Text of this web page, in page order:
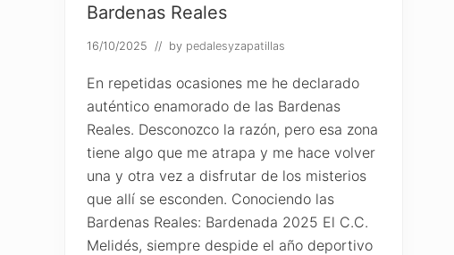
Bardenas Reales
16/10/2025 // by pedalesyzapatillas
En repetidas ocasiones me he declarado
auténtico enamorado de las Bardenas
Reales. Desconozco la razón, pero esa zona
tiene algo que me atrapa y me hace volver
una y otra vez a disfrutar de los misterios
que allí se esconden. Conociendo las
Bardenas Reales: Bardenada 2025 El C.C.
Melidés, siempre despide el año deportivo